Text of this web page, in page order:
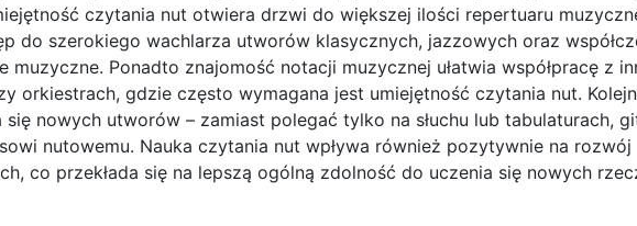
czytania nut otwiera drzwi do większej ilości repertuaru
do szerokiego wachlarza utworów klasycznych, jazzowych oraz
Ponadto znajomość notacji muzycznej ułatwia współpracę z
orkiestrach, gdzie często wymagana jest umiejętność czytania nut.
nowych utworów – zamiast polegać tylko na słuchu lub tabulaturach,
nutowemu. Nauka czytania nut wpływa również pozytywnie na rozwój
co przekłada się na lepszą ogólną zdolność do uczenia się nowych